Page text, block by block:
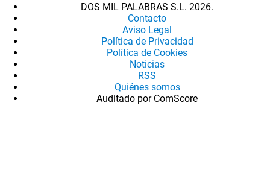
DOS MIL PALABRAS S.L. 2026.
Contacto
Aviso Legal
Política de Privacidad
Política de Cookies
Noticias
RSS
Quiénes somos
Auditado por ComScore